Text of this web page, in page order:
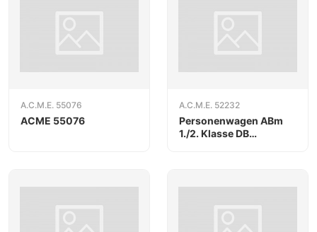
A.C.M.E. 55076
ACME 55076
A.C.M.E. 52232
Personenwagen ABm
1./2. Klasse DB